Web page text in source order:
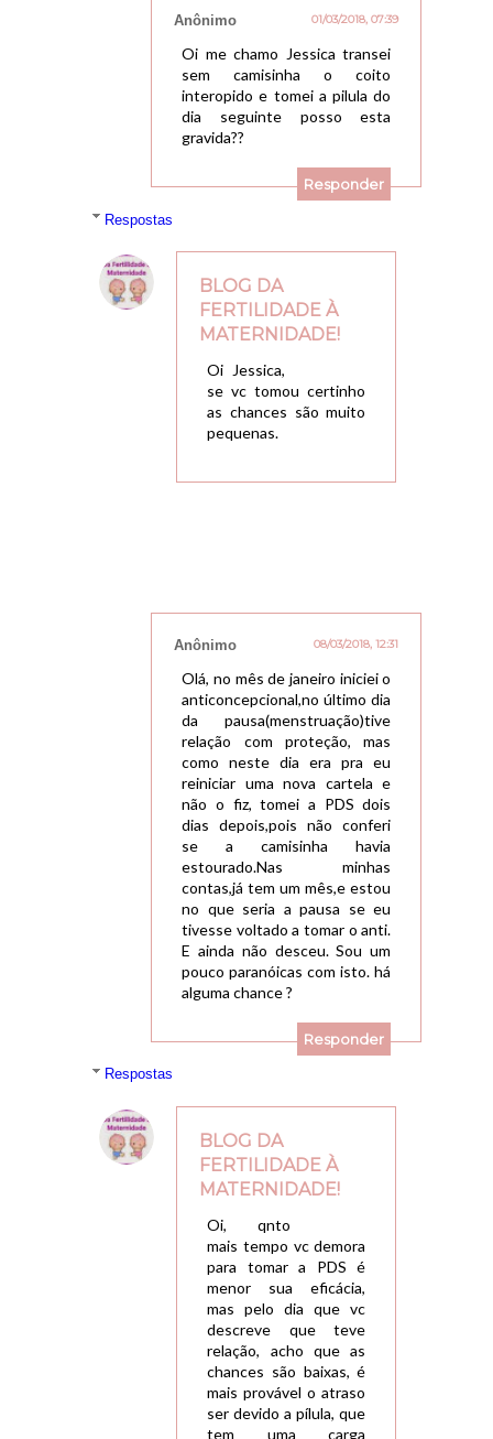
Anônimo 01/03/2018, 07:39
Oi me chamo Jessica transei
sem camisinha o coito
interopido e tomei a pilula do
dia seguinte posso esta
gravida??
Responder
Respostas
BLOG DA
FERTILIDADE À
MATERNIDADE!
Oi Jessica,
se vc tomou certinho
as chances são muito
pequenas.
Anônimo 08/03/2018, 12:31
Olá, no mês de janeiro iniciei o
anticoncepcional,no último dia
da pausa(menstruação)tive
relação com proteção, mas
como neste dia era pra eu
reiniciar uma nova cartela e
não o fiz, tomei a PDS dois
dias depois,pois não conferi
se a camisinha havia
estourado.Nas minhas
contas,já tem um mês,e estou
no que seria a pausa se eu
tivesse voltado a tomar o anti.
E ainda não desceu. Sou um
pouco paranóicas com isto. há
alguma chance ?
Responder
Respostas
BLOG DA
FERTILIDADE À
MATERNIDADE!
Oi, qnto
mais tempo vc demora
para tomar a PDS é
menor sua eficácia,
mas pelo dia que vc
descreve que teve
relação, acho que as
chances são baixas, é
mais provável o atraso
ser devido a pílula, que
tem uma carga